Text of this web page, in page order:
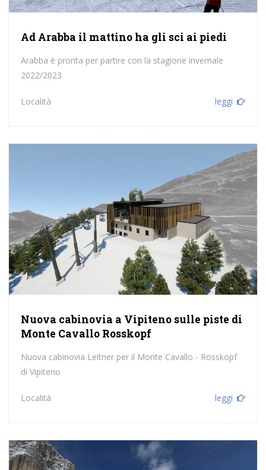
Ad Arabba il mattino ha gli sci ai piedi
Arabba è pronta per partire con la stagione invernale
2022/2023
Località leggi
Nuova cabinovia a Vipiteno sulle piste di
Monte Cavallo Rosskopf
Nuova cabinovia Leitner per il Monte Cavallo - Rosskopf
di Vipiteno
Località leggi